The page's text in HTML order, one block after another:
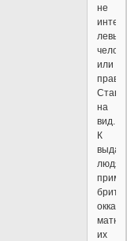
не
левый
или
на
вид.
К
людям
бритву
их